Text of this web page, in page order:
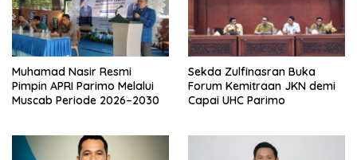
Muhamad Nasir Resmi
Pimpin APRI Parimo Melalui
Muscab Periode 2026–2030
Sekda Zulfinasran Buka
Forum Kemitraan JKN demi
Capai UHC Parimo